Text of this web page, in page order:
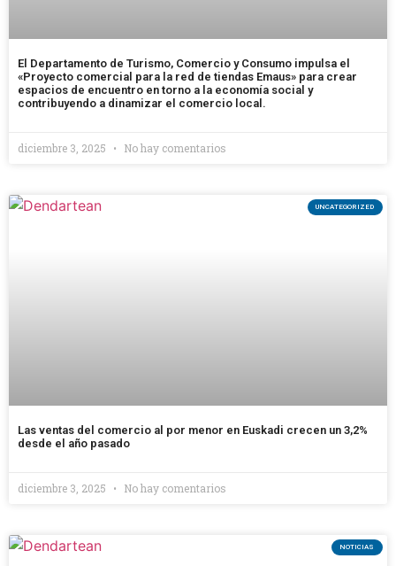
El Departamento de Turismo, Comercio y Consumo impulsa el
«Proyecto comercial para la red de tiendas Emaus» para crear
espacios de encuentro en torno a la economía social y
contribuyendo a dinamizar el comercio local.
diciembre 3, 2025 No hay comentarios
UNCATEGORIZED
Las ventas del comercio al por menor en Euskadi crecen un 3,2%
desde el año pasado
diciembre 3, 2025 No hay comentarios
NOTICIAS